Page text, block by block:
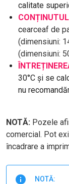
calitate
cearceaf de
(dimensiuni:
(dimensiuni:
30°C și se
nu
NOTĂ: Pozele
comercial. Pot
încadrare a
NOTĂ: